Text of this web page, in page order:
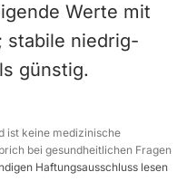
Werte mit
stabile niedrig-
günstig.
ist keine medizinische
bei gesundheitlichen Fragen
Haftungsausschluss lesen